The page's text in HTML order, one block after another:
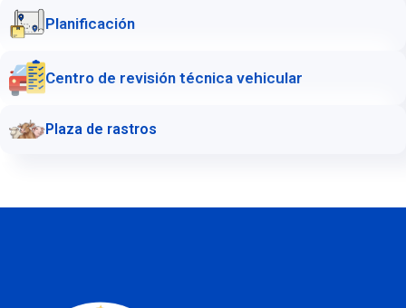
Planificación
Centro de revisión técnica vehicular
Plaza de rastros